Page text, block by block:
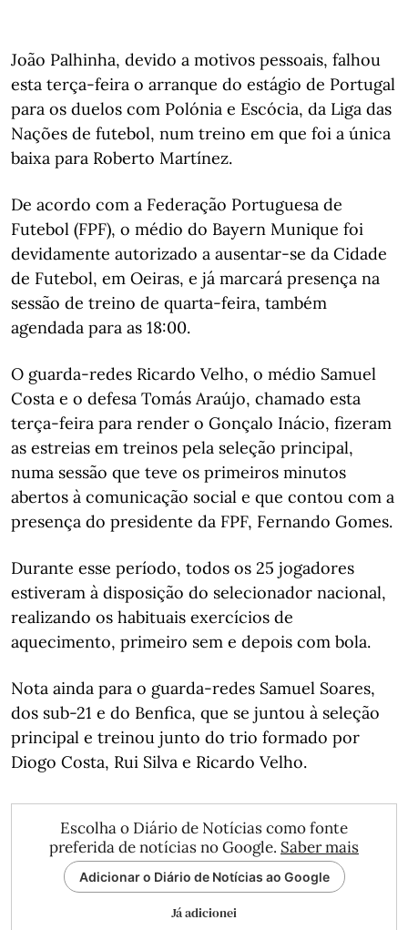
João Palhinha, devido a motivos pessoais, falhou
esta terça-feira o arranque do estágio de Portugal
para os duelos com Polónia e Escócia, da Liga das
Nações de futebol, num treino em que foi a única
baixa para Roberto Martínez.
De acordo com a Federação Portuguesa de
Futebol (FPF), o médio do Bayern Munique foi
devidamente autorizado a ausentar-se da Cidade
de Futebol, em Oeiras, e já marcará presença na
sessão de treino de quarta-feira, também
agendada para as 18:00.
O guarda-redes Ricardo Velho, o médio Samuel
Costa e o defesa Tomás Araújo, chamado esta
terça-feira para render o Gonçalo Inácio, fizeram
as estreias em treinos pela seleção principal,
numa sessão que teve os primeiros minutos
abertos à comunicação social e que contou com a
presença do presidente da FPF, Fernando Gomes.
Durante esse período, todos os 25 jogadores
estiveram à disposição do selecionador nacional,
realizando os habituais exercícios de
aquecimento, primeiro sem e depois com bola.
Nota ainda para o guarda-redes Samuel Soares,
dos sub-21 e do Benfica, que se juntou à seleção
principal e treinou junto do trio formado por
Diogo Costa, Rui Silva e Ricardo Velho.
Escolha o Diário de Notícias como fonte
preferida de notícias no Google. Saber mais
Adicionar o Diário de Notícias ao Google
Já adicionei